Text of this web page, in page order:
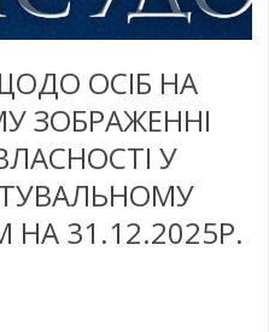
ОСІБ НА
ЗОБРАЖЕННІ
У
31.12.2025Р.